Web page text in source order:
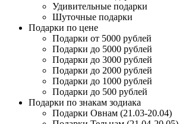
Удивительные подарки
Шуточные подарки
Подарки по цене
Подарки от 5000 рублей
Подарки до 5000 рублей
Подарки до 3000 рублей
Подарки до 2000 рублей
Подарки до 1000 рублей
Подарки до 500 рублей
Подарки по знакам зодиака
Подарки Овнам (21.03-20.04)